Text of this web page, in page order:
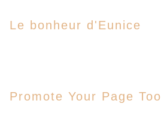
Le bonheur d'Eunice
Promote Your Page Too